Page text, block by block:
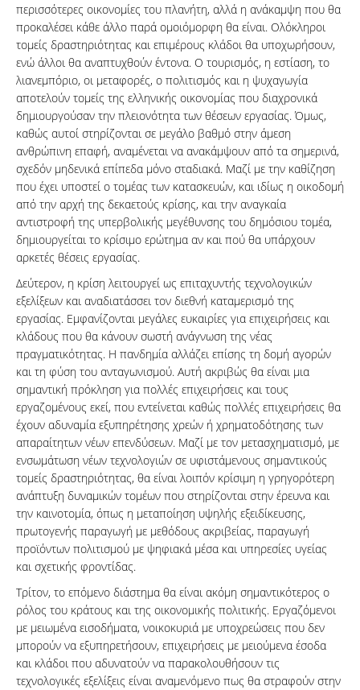
περισσότερες οικονομίες του πλανήτη, αλλά η ανάκαμψη που θα
προκαλέσει κάθε άλλο παρά ομοιόμορφη θα είναι. Ολόκληροι
τομείς δραστηριότητας και επιμέρους κλάδοι θα υποχωρήσουν,
ενώ άλλοι θα αναπτυχθούν έντονα. Ο τουρισμός, η εστίαση, το
λιανεμπόριο, οι μεταφορές, ο πολιτισμός και η ψυχαγωγία
αποτελούν τομείς της ελληνικής οικονομίας που διαχρονικά
δημιουργούσαν την πλειονότητα των θέσεων εργασίας. Όμως,
καθώς αυτοί στηρίζονται σε μεγάλο βαθμό στην άμεση
ανθρώπινη επαφή, αναμένεται να ανακάμψουν από τα σημερινά,
σχεδόν μηδενικά επίπεδα μόνο σταδιακά. Μαζί με την καθίζηση
που έχει υποστεί ο τομέας των κατασκευών, και ιδίως η οικοδομή
από την αρχή της δεκαετούς κρίσης, και την αναγκαία
αντιστροφή της υπερβολικής μεγέθυνσης του δημόσιου τομέα,
δημιουργείται το κρίσιμο ερώτημα αν και πού θα υπάρχουν
αρκετές θέσεις εργασίας.
Δεύτερον, η κρίση λειτουργεί ως επιταχυντής τεχνολογικών
εξελίξεων και αναδιατάσσει τον διεθνή καταμερισμό της
εργασίας. Εμφανίζονται μεγάλες ευκαιρίες για επιχειρήσεις και
κλάδους που θα κάνουν σωστή ανάγνωση της νέας
πραγματικότητας. Η πανδημία αλλάζει επίσης τη δομή αγορών
και τη φύση του ανταγωνισμού. Αυτή ακριβώς θα είναι μια
σημαντική πρόκληση για πολλές επιχειρήσεις και τους
εργαζομένους εκεί, που εντείνεται καθώς πολλές επιχειρήσεις θα
έχουν αδυναμία εξυπηρέτησης χρεών ή χρηματοδότησης των
απαραίτητων νέων επενδύσεων. Μαζί με τον μετασχηματισμό, με
ενσωμάτωση νέων τεχνολογιών σε υφιστάμενους σημαντικούς
τομείς δραστηριότητας, θα είναι λοιπόν κρίσιμη η γρηγορότερη
ανάπτυξη δυναμικών τομέων που στηρίζονται στην έρευνα και
την καινοτομία, όπως η μεταποίηση υψηλής εξειδίκευσης,
πρωτογενής παραγωγή με μεθόδους ακριβείας, παραγωγή
προϊόντων πολιτισμού με ψηφιακά μέσα και υπηρεσίες υγείας
και σχετικής φροντίδας.
Τρίτον, το επόμενο διάστημα θα είναι ακόμη σημαντικότερος ο
ρόλος του κράτους και της οικονομικής πολιτικής. Εργαζόμενοι
με μειωμένα εισοδήματα, νοικοκυριά με υποχρεώσεις που δεν
μπορούν να εξυπηρετήσουν, επιχειρήσεις με μειούμενα έσοδα
και κλάδοι που αδυνατούν να παρακολουθήσουν τις
τεχνολογικές εξελίξεις είναι αναμενόμενο πως θα στραφούν στην